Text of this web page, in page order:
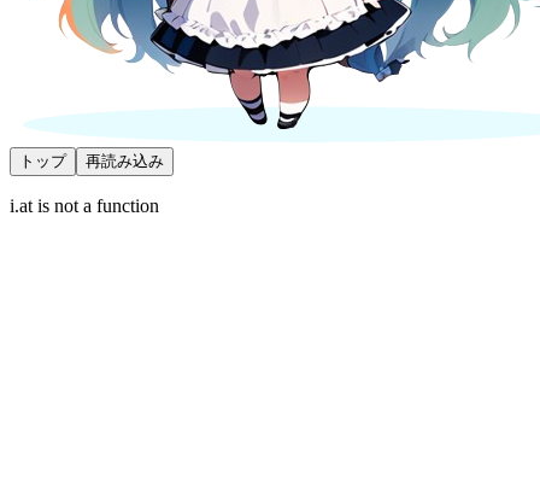
トップ 再読み込み
i.at is not a function